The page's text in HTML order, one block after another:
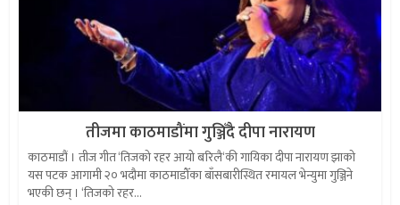
तीजमा काठमाडौंमा गुञ्जिँदै दीपा नारायण
काठमाडौं । तीज गीत ‘तिजको रहर आयो बरिलै‘की गायिका दीपा नारायण झाको
यस पटक आगामी २० भदौमा काठमाडौँका बाँसबारीस्थित रमायल भेन्युमा गुञ्जिने
भएकी छन् । ‘तिजको रहर...